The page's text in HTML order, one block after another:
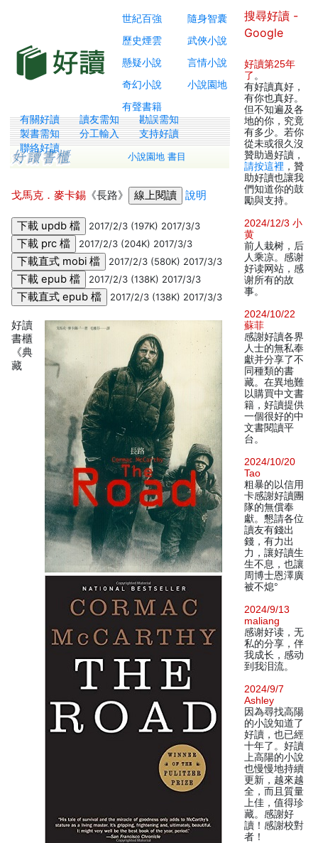
世紀百強
隨身智囊
歷史煙雲
武俠小說
懸疑小說
言情小說
奇幻小說
小說園地
有聲書籍
有關好讀 讀友需知
勘誤需知
製書需知
分工輸入
支持好讀
聯絡好讀
小說園地 書目
戈馬克．麥卡錫 《長路》 說明
2017/2/3 (197K) 2017/3/3
2017/2/3 (204K) 2017/3/3
2017/2/3 (580K) 2017/3/3
2017/2/3 (138K) 2017/3/3
2017/2/3 (138K) 2017/3/3
好讀
書櫃
《典
藏
搜尋好讀 -
Google
好讀第25年
了 。
有好讀真好，
有你也真好。
但不知遍及各
地的你，究竟
有多少。若你
從未或很久沒
贊助過好讀，
請按這裡 ，贊
助好讀也讓我
們知道你的鼓
勵與支持。
2024/12/3 小
黄
前人栽树，后
人乘凉。感谢
好读网站，感
谢所有的故
事。
2024/10/22
蘇菲
感謝好讀各界
人士的無私奉
獻并分享了不
同種類的書
藏。在異地難
以購買中文書
籍，好讀提供
一個很好的中
文書閱讀平
台。
2024/10/20
Tao
粗暴的以信用
卡感謝好讀團
隊的無償奉
獻。懇請各位
讀友有錢出
錢，有力出
力，讓好讀生
生不息，也讓
周博士恩澤廣
被不熄°
2024/9/13
maliang
感谢好读，无
私的分享，伴
我成长，感动
到我泪流。
2024/9/7
Ashley
因為尋找高陽
的小說知道了
好讀，也已經
十年了。好讀
上高陽的小說
也慢慢地持續
更新，越來越
全，而且質量
上佳，值得珍
藏。感謝好
讀！感謝校對
者！